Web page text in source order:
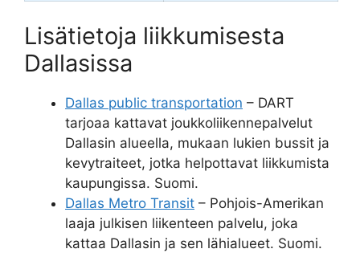
Lisätietoja liikkumisesta
Dallasissa
Dallas public transportation – DART
tarjoaa kattavat joukkoliikennepalvelut
Dallasin alueella, mukaan lukien bussit ja
kevytraiteet, jotka helpottavat liikkumista
kaupungissa. Suomi.
Dallas Metro Transit – Pohjois-Amerikan
laaja julkisen liikenteen palvelu, joka
kattaa Dallasin ja sen lähialueet. Suomi.